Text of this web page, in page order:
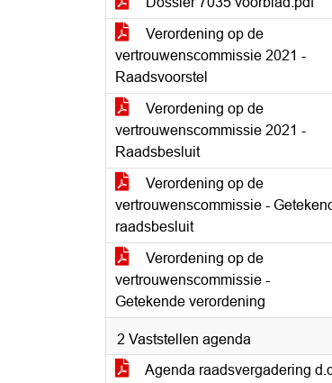
Verordening op de
vertrouwenscommissie 2021 -
Raadsvoorstel
Verordening op de
vertrouwenscommissie 2021 -
Raadsbesluit
Verordening op de
vertrouwenscommissie -
raadsbesluit
Verordening op de
vertrouwenscommissie -
Getekende verordening
2 Vaststellen agenda
Agenda raadsvergadering d.d.